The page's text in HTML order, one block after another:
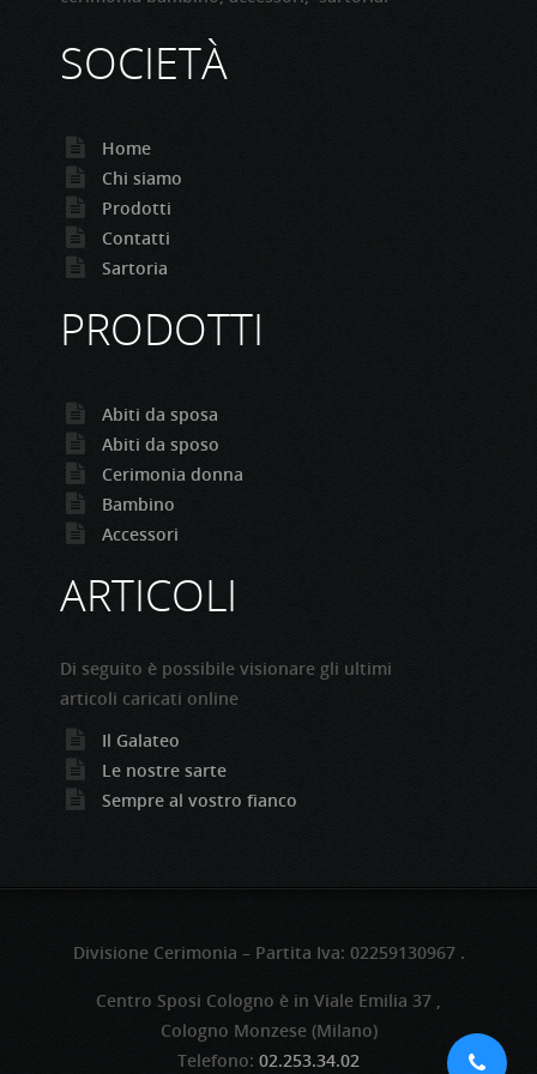
SOCIETÀ
Home
Chi siamo
Prodotti
Contatti
Sartoria
PRODOTTI
Abiti da sposa
Abiti da sposo
Cerimonia donna
Bambino
Accessori
ARTICOLI
Di seguito è possibile visionare gli ultimi
articoli caricati online
Il Galateo
Le nostre sarte
Sempre al vostro fianco
Divisione Cerimonia – Partita Iva: 02259130967 .
Centro Sposi Cologno è in Viale Emilia 37 ,
Cologno Monzese (Milano)
Telefono: 02.253.34.02